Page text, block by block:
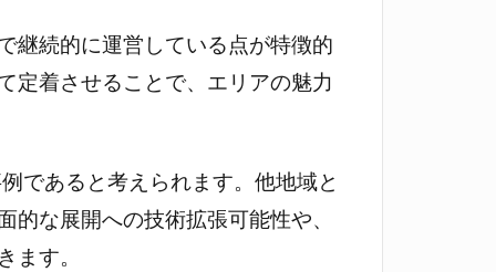
継続的に運営している点が特徴的
定着させることで、エリアの魅力
であると考えられます。他地域と
な展開への技術拡張可能性や、
ます。